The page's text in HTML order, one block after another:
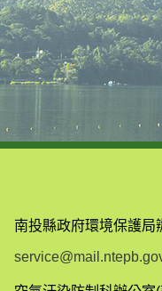
南投縣政府環境保護局